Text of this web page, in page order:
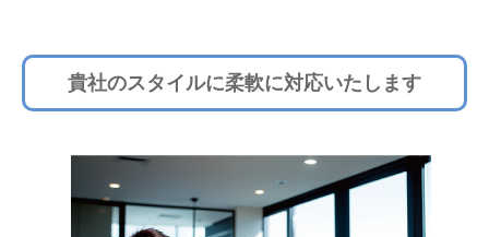
貴社のスタイルに柔軟に対応いたします